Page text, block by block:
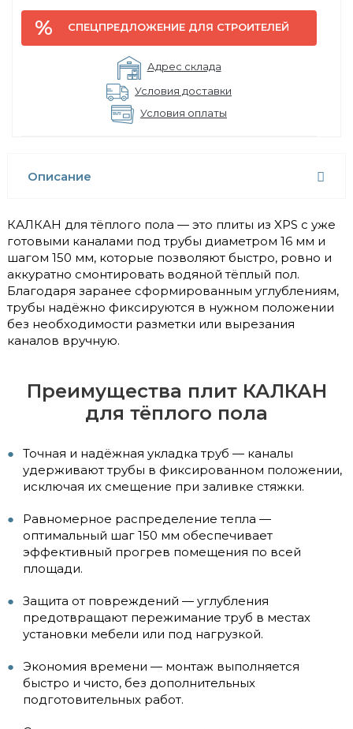
СПЕЦПРЕДЛОЖЕНИЕ ДЛЯ СТРОИТЕЛЕЙ
Адрес склада
Условия доставки
Условия оплаты
Описание
КАЛКАН для тёплого пола — это плиты из XPS с уже
готовыми каналами под трубы диаметром 16 мм и
шагом 150 мм, которые позволяют быстро, ровно и
аккуратно смонтировать водяной тёплый пол.
Благодаря заранее сформированным углублениям,
трубы надёжно фиксируются в нужном положении
без необходимости разметки или вырезания
каналов вручную.
Преимущества плит КАЛКАН
для тёплого пола
Точная и надёжная укладка труб — каналы
удерживают трубы в фиксированном положении,
исключая их смещение при заливке стяжки.
Равномерное распределение тепла —
оптимальный шаг 150 мм обеспечивает
эффективный прогрев помещения по всей
площади.
Защита от повреждений — углубления
предотвращают пережимание труб в местах
установки мебели или под нагрузкой.
Экономия времени — монтаж выполняется
быстро и чисто, без дополнительных
подготовительных работ.